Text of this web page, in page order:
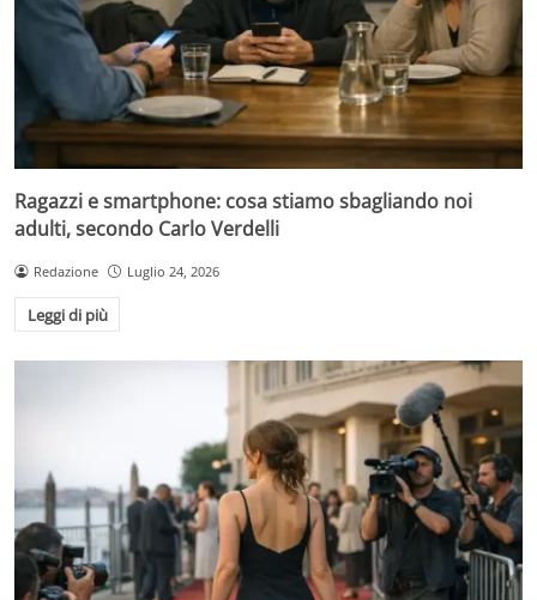
Ragazzi e smartphone: cosa stiamo sbagliando noi
adulti, secondo Carlo Verdelli
Redazione Luglio 24, 2026
Leggi di più